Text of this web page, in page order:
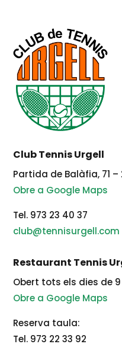
Club Tennis Urgell
Partida de Balàfia, 71 –
Obre a Google Maps
Tel. 973 23 40 37
club@tennisurgell.com
Restaurant Tennis
Obert tots els dies de 9
Obre a Google Maps
Reserva taula:
Tel. 973 22 33 92